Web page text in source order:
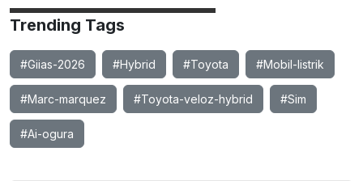
Trending Tags
#Giias-2026 #Hybrid #Toyota #Mobil-listrik
#Marc-marquez #Toyota-veloz-hybrid #Sim
#Ai-ogura